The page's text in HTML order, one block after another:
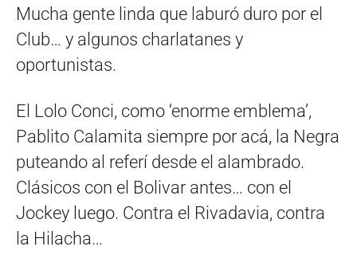
Mucha gente linda que laburó duro por el
Club… y algunos charlatanes y
oportunistas.
El Lolo Conci, como ‘enorme emblema’,
Pablito Calamita siempre por acá, la Negra
puteando al referí desde el alambrado.
Clásicos con el Bolivar antes… con el
Jockey luego. Contra el Rivadavia, contra
la Hilacha…